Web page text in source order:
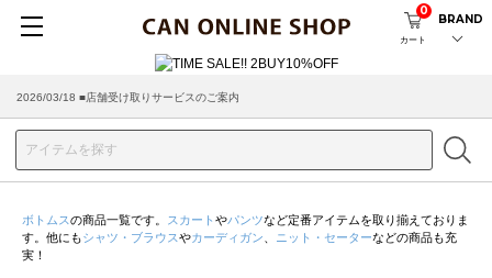
カート
0
BRAND
2026/03/18 ■店舗受け取りサービスのご案内
ボトムスの商品一覧です。 スカート やパンツなど定番アイテムを取り揃えておりま
す。他にもシャツ・ブラウスやカーディガン ニット・セーターなどの商品も充
実！